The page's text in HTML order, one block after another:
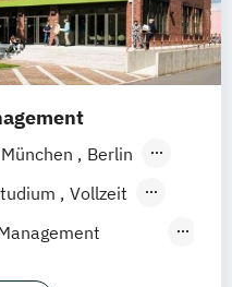
München
Berlin
Vollzeit